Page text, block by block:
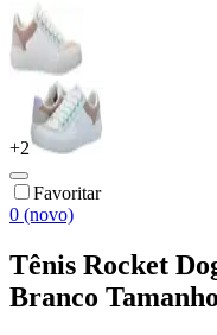
+2
Favoritar
0 (novo)
Tênis Rocket
Branco